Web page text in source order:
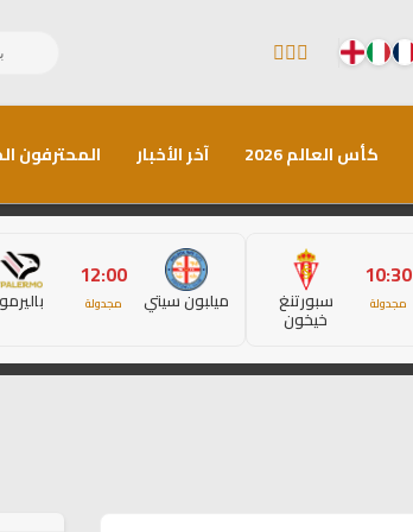
كأس العالم 2026 آخر الأخبار المحترفون
10:30
مجدولة سبورتنغ
خيخون
ميلبون سيتي
12:00
مجدولة باليرمو